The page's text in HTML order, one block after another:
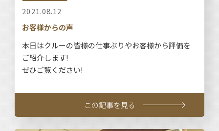
2021.08.12
お客様からの声
本日はクルーの皆様の仕事ぶりやお客様から評価を
ご紹介します!
ぜひご覧ください!
この記事を見る